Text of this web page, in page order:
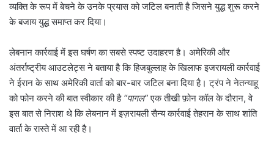
व्यक्ति के रूप में बेचने के उनके प्रयास को जटिल बनाती है जिसने युद्ध शुरू करने
के बजाय युद्ध समाप्त कर दिया।
लेबनान कार्रवाई में इस घर्षण का सबसे स्पष्ट उदाहरण है। अमेरिकी और
अंतर्राष्ट्रीय आउटलेट्स ने बताया है कि हिजबुल्लाह के खिलाफ इजरायली कार्रवाई
ने ईरान के साथ अमेरिकी वार्ता को बार-बार जटिल बना दिया है। ट्रंप ने नेतन्याहू
को फोन करने की बात स्वीकार की है “पागल”एक तीखी फ़ोन कॉल के दौरान, वे
इस बात से निराश थे कि लेबनान में इज़रायली सैन्य कार्रवाई तेहरान के साथ शांति
वार्ता के रास्ते में आ रही है।